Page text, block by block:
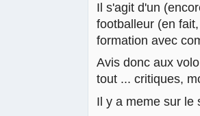
Il s'agit d'un
footballeur (en
formation avec
Avis donc aux
tout ... critiques,
Il y a meme sur le